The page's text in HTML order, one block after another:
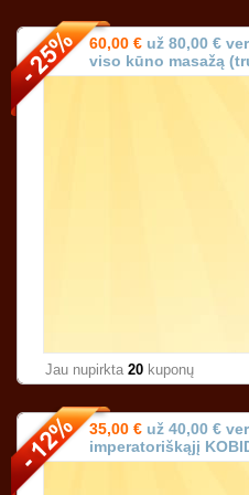
60,00 € už 80,00 €
viso kūno masažą
Karoliniškėse
Jau nupirkta 20 kuponų
35,00 € už 40,00 €
imperatoriškąjį
min.) Vilniuje!